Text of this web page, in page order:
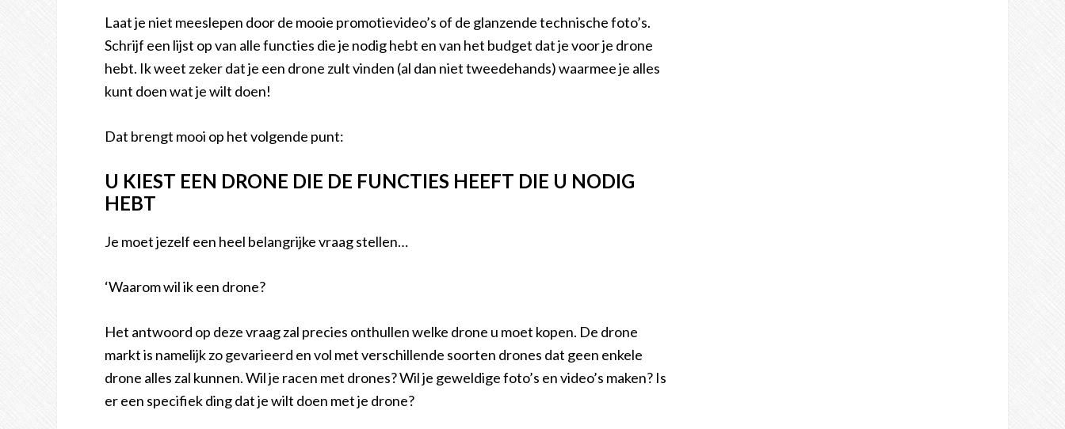
Laat je niet meeslepen door de mooie promotievideo’s of de glanzende technische foto’s.
Schrijf een lijst op van alle functies die je nodig hebt en van het budget dat je voor je drone
hebt. Ik weet zeker dat je een drone zult vinden (al dan niet tweedehands) waarmee je alles
kunt doen wat je wilt doen!
Dat brengt mooi op het volgende punt:
U KIEST EEN DRONE DIE DE FUNCTIES HEEFT DIE U NODIG
HEBT
Je moet jezelf een heel belangrijke vraag stellen…
‘Waarom wil ik een drone?
Het antwoord op deze vraag zal precies onthullen welke drone u moet kopen. De drone
markt is namelijk zo gevarieerd en vol met verschillende soorten drones dat geen enkele
drone alles zal kunnen. Wil je racen met drones? Wil je geweldige foto’s en video’s maken? Is
er een specifiek ding dat je wilt doen met je drone?